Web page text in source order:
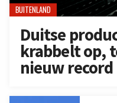
BUITENLAND
Duitse
krabbelt op,
nieuw